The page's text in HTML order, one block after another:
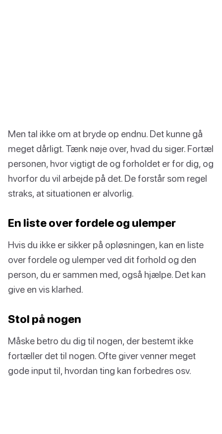
Men tal ikke om at bryde op endnu. Det kunne gå
meget dårligt. Tænk nøje over, hvad du siger. Fortæl
personen, hvor vigtigt de og forholdet er for dig, og
hvorfor du vil arbejde på det. De forstår som regel
straks, at situationen er alvorlig.
En liste over fordele og ulemper
Hvis du ikke er sikker på opløsningen, kan en liste
over fordele og ulemper ved dit forhold og den
person, du er sammen med, også hjælpe. Det kan
give en vis klarhed.
Stol på nogen
Måske betro du dig til nogen, der bestemt ikke
fortæller det til nogen. Ofte giver venner meget
gode input til, hvordan ting kan forbedres osv.